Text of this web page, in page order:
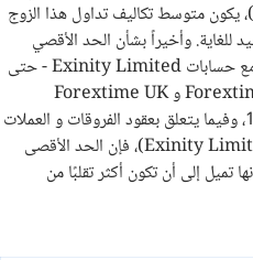
بلإضافة العمولة (2 × 2 دولار)، يكون متوسط تكاليف تداول هذا الزوج
جيد للغاية. وأخيراً بشأن الحد الأقصي
للرافعة المالية، تتوفر رافعة مالية عالية مع حسابات Exinity Limited - حتى
1: 1000، ولكن حسابات Forextime Limited و Forextime UK
Limited، يصل الحد الأقصى إلى 1:30، وفيما يتعلق بعقود الفروقات و العملات
المشفرة (المتاحة فقط في حسابات Exinity Limited)، فإن الحد الأقصى
المتاحة هو 1:10، حيث أنها تميل إلى أن تكون أكثر تقلبًا من